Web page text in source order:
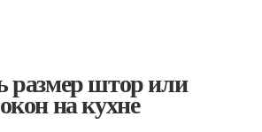
размер штор или
на кухне